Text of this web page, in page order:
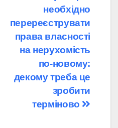
необхідно
перереєструвати
права власності
на нерухомість
по-новому:
декому треба це
зробити
терміново